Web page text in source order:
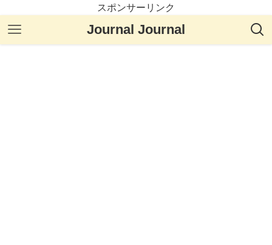
スポンサーリンク
Journal Journal